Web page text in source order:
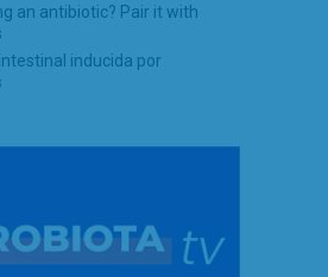
an antibiotic? Pair it with
inducida por